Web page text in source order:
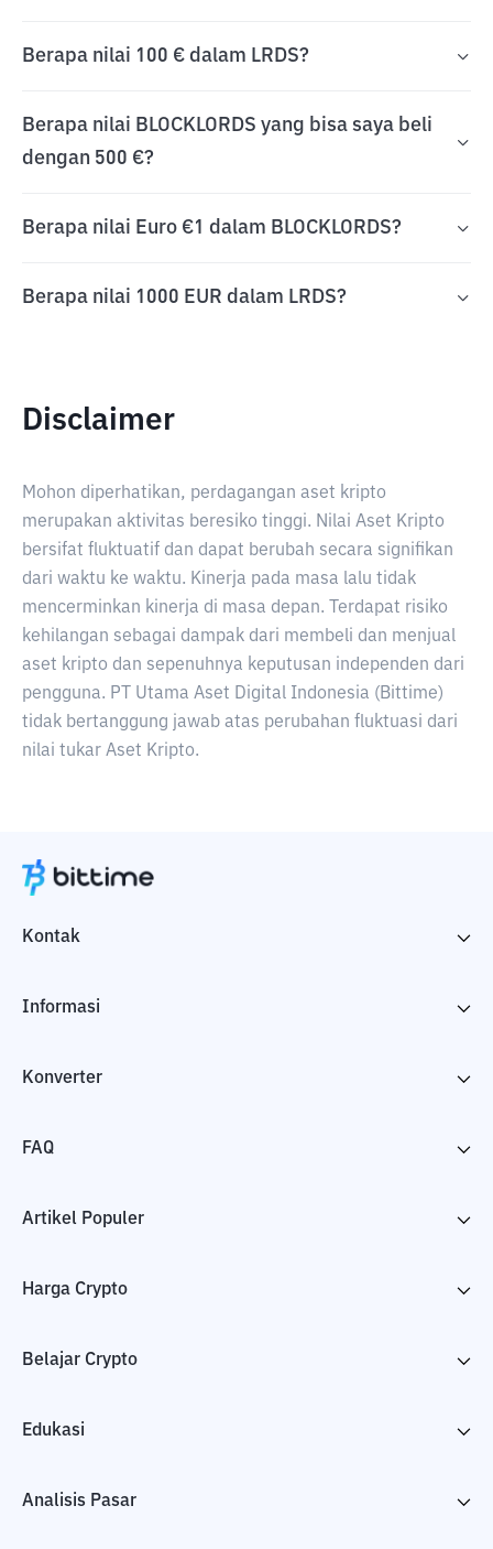
Berapa nilai 100 € dalam LRDS?
Berapa nilai BLOCKLORDS yang bisa saya beli
dengan 500 €?
Berapa nilai Euro €1 dalam BLOCKLORDS?
Berapa nilai 1000 EUR dalam LRDS?
Disclaimer
Mohon diperhatikan, perdagangan aset kripto
merupakan aktivitas beresiko tinggi. Nilai Aset Kripto
bersifat fluktuatif dan dapat berubah secara signifikan
dari waktu ke waktu. Kinerja pada masa lalu tidak
mencerminkan kinerja di masa depan. Terdapat risiko
kehilangan sebagai dampak dari membeli dan menjual
aset kripto dan sepenuhnya keputusan independen dari
pengguna. PT Utama Aset Digital Indonesia (Bittime)
tidak bertanggung jawab atas perubahan fluktuasi dari
nilai tukar Aset Kripto.
Kontak
Informasi
Konverter
FAQ
Artikel Populer
Harga Crypto
Belajar Crypto
Edukasi
Analisis Pasar